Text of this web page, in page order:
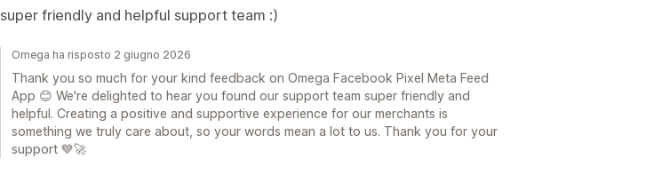
super friendly and helpful support team :)
Omega ha risposto 2 giugno 2026
Thank you so much for your kind feedback on Omega Facebook Pixel Meta Feed
App 😊 We're delighted to hear you found our support team super friendly and
helpful. Creating a positive and supportive experience for our merchants is
something we truly care about, so your words mean a lot to us. Thank you for your
support 💙🚀